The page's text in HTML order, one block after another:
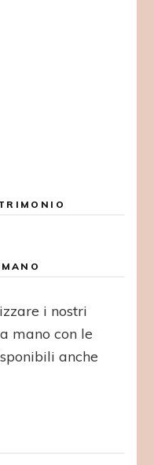
i nostri
mano con le
anche